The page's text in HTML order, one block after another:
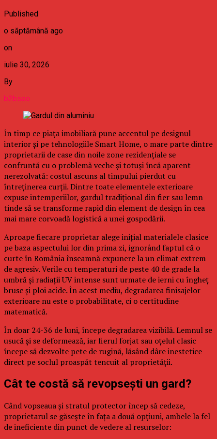
Published
o săptămână ago
on
iulie 30, 2026
By
b2bseo
În timp ce piața imobiliară pune accentul pe designul
interior și pe tehnologiile Smart Home, o mare parte dintre
proprietarii de case din noile zone rezidențiale se
confruntă cu o problemă veche și totuși încă aparent
nerezolvată: costul ascuns al timpului pierdut cu
întreținerea curții. Dintre toate elementele exterioare
expuse intemperiilor, gardul tradițional din fier sau lemn
tinde să se transforme rapid din element de design în cea
mai mare corvoadă logistică a unei gospodării.
Aproape fiecare proprietar alege inițial materialele clasice
pe baza aspectului lor din prima zi, ignorând faptul că o
curte în România înseamnă expunere la un climat extrem
de agresiv. Verile cu temperaturi de peste 40 de grade la
umbră și radiații UV intense sunt urmate de ierni cu îngheț
brusc și ploi acide. În acest mediu, degradarea finisajelor
exterioare nu este o probabilitate, ci o certitudine
matematică.
În doar 24-36 de luni, începe degradarea vizibilă. Lemnul se
usucă și se deformează, iar fierul forjat sau oțelul clasic
începe să dezvolte pete de rugină, lăsând dâre inestetice
direct pe soclul proaspăt tencuit al proprietății.
Cât te costă să revopsești un gard?
Când vopseaua și stratul protector încep să cedeze,
proprietarul se găsește în fața a două opțiuni, ambele la fel
de ineficiente din punct de vedere al resurselor: